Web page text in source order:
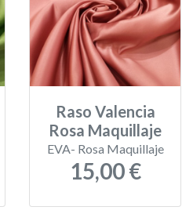
Raso Valencia
Rosa Maquillaje
EVA- Rosa Maquillaje
15,00 €